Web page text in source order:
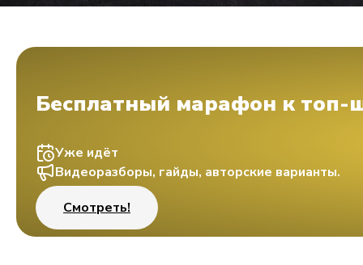
Бесплатный марафон к топ-
Уже идёт
Видеоразборы, гайды, авторские варианты.
Смотреть!